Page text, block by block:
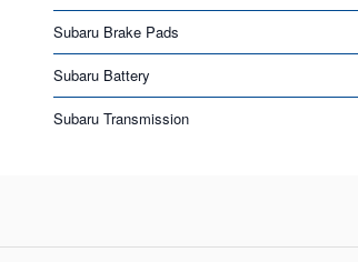
Subaru Brake Pads
Subaru Battery
Subaru Transmission